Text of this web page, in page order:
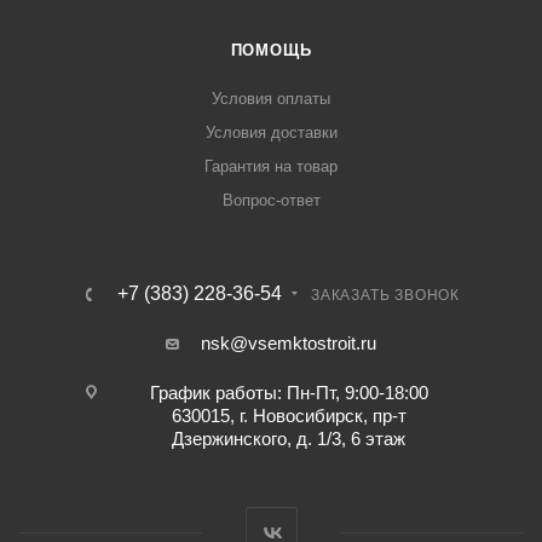
ПОМОЩЬ
Условия оплаты
Условия доставки
Гарантия на товар
Вопрос-ответ
+7 (383) 228-36-54 ЗАКАЗАТЬ ЗВОНОК
nsk@vsemktostroit.ru
График работы: Пн-Пт, 9:00-18:00
630015, г. Новосибирск, пр-т
Дзержинского, д. 1/3, 6 этаж